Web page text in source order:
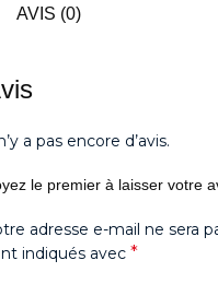
AVIS (0)
a pas encore d’avis.
le premier à laisser votre
adresse e-mail ne sera
indiqués avec *